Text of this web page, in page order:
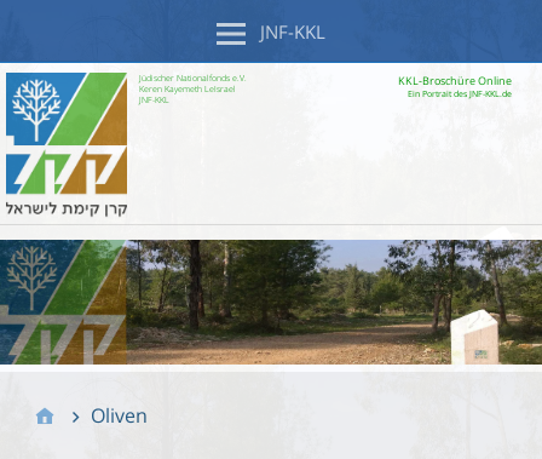
JNF-KKL
Jüdischer Nationalfonds e.V.
Keren Kayemeth LeIsrael
JNF-KKL
KKL-Broschüre Online
Ein Portrait des JNF-KKL.de
Oliven